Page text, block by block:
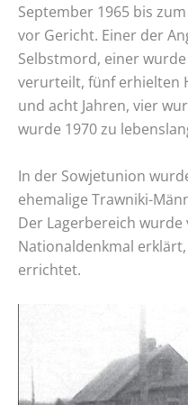
September 1965 bis
vor Gericht. Einer der
Selbstmord, einer
verurteilt, fünf erhielten
und acht Jahren, vier
wurde 1970 zu
In der Sowjetunion
ehemalige Trawniki-
Der Lagerbereich
Nationaldenkmal
errichtet.